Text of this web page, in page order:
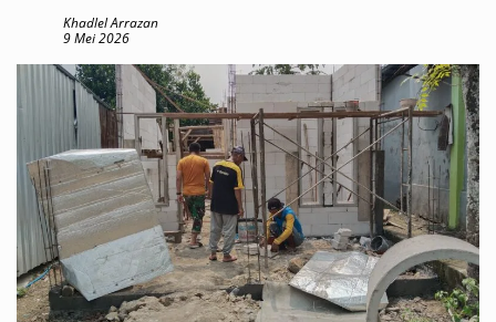
Khadlel Arrazan
9 Mei 2026